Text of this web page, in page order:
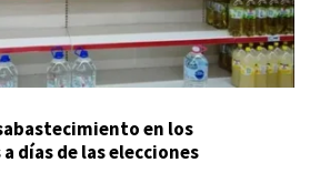
en los
días de las elecciones